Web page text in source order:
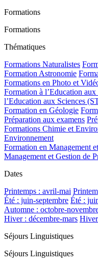
Formations
Formations
Thématiques
Formations Naturalistes
Formation Astronomie
Formations en Photo et
Formation à l’Education
l’Education aux Sciences
Formation en Géologie
Préparation aux examens
Formations Chimie et
Environnement
Formation en Management
Management et Gestion de
Dates
Printemps : avril-mai
Été : juin-septembre Été :
Automne : octobre-
Hiver : décembre-mars
Séjours Linguistiques
Séjours Linguistiques